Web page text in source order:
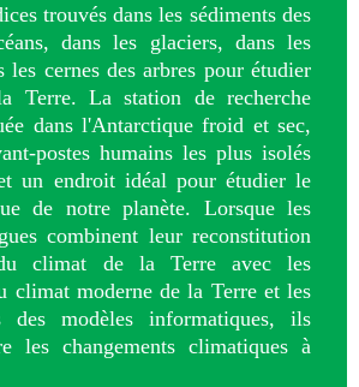
trouvés dans les sédiments des
dans les glaciers, dans les
les cernes des arbres pour étudier
Terre. La station de recherche
dans l'Antarctique froid et sec,
postes humains les plus isolés
un endroit idéal pour étudier le
de notre planète. Lorsque les
combinent leur reconstitution
climat de la Terre avec les
climat moderne de la Terre et les
des modèles informatiques, ils
les changements climatiques à